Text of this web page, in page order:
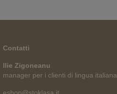
Contatti
Ilie Zigoneanu
manager per i clienti di lingua italiana